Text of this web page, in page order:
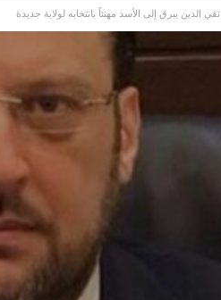
تقي الدين يبرق إلى الأسد مهنئاً بانتخابه لولاية جديدة